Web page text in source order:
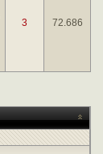
3 72.686